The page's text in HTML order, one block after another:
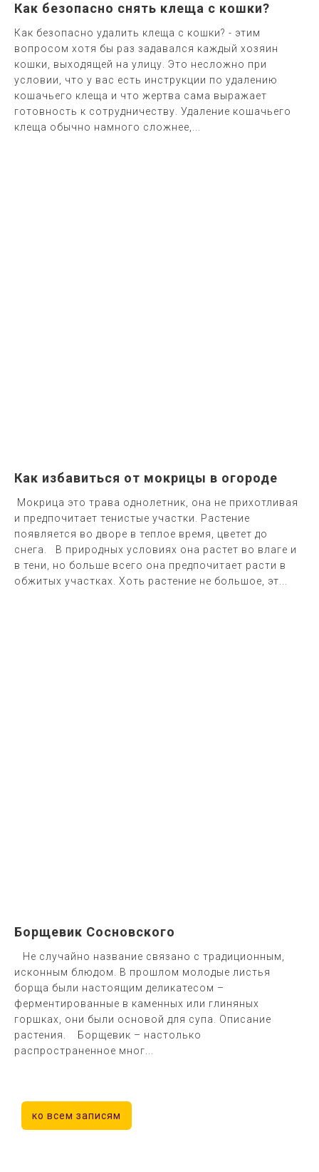
Как безопасно снять клеща с кошки?
Как безопасно удалить клеща с кошки? - этим
вопросом хотя бы раз задавался каждый хозяин
кошки, выходящей на улицу. Это несложно при
условии, что у вас есть инструкции по удалению
кошачьего клеща и что жертва сама выражает
готовность к сотрудничеству. Удаление кошачьего
клеща обычно намного сложнее,...
Как избавиться от мокрицы в огороде
Мокрица это трава однолетник, она не прихотливая
и предпочитает тенистые участки. Растение
появляется во дворе в теплое время, цветет до
снега. В природных условиях она растет во влаге и
в тени, но больше всего она предпочитает расти в
обжитых участках. Хоть растение не большое, эт...
Борщевик Сосновского
Не случайно название связано с традиционным,
исконным блюдом. В прошлом молодые листья
борща были настоящим деликатесом –
ферментированные в каменных или глиняных
горшках, они были основой для супа. Описание
растения. Борщевик – настолько
распространенное мног...
ко всем записям